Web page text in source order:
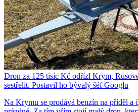
Dron za 125 tisíc Kč odřízl Krym,
sestřelit. Postavil ho bývalý šéf Googlu
Na Krymu se prodává benzín na příděl a